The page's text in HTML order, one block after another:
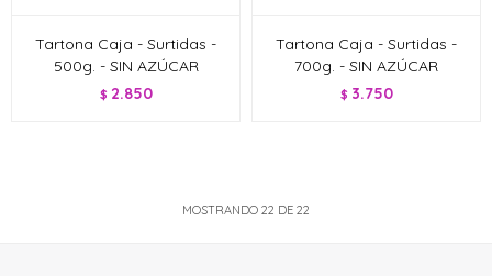
Tartona Caja - Surtidas -
500g. - SIN AZÚCAR
$ 2.850
Tartona Caja - Surtidas -
700g. - SIN AZÚCAR
$ 3.750
MOSTRANDO 22 DE 22